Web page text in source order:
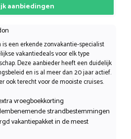
aanbiedingen
is een erkende zonvakantie-specialist
vakantiedeals voor elk type
Deze aanbieder heeft een duidelijk
en is al meer dan 20 jaar actief.
ook terecht voor de mooiste cruises.
vroegboekkorting
strandbestemmingen
vakantiepakket in de meest